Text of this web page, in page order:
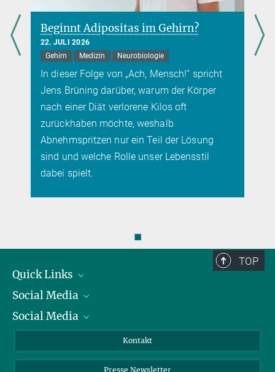
Das Gehirn blinder Menschen
organisiert sich um
13. JULI 2026
Gehirn
Hochauflösende MRT-Technologie enthüllt
Gehirnstruktur bei Blinden
◼
TOP
Quick Links
Präsident
Zahlen und Fakten
Social Media
Bluesky
Social Media
Instagram
Kontakt
Presse Newsletter